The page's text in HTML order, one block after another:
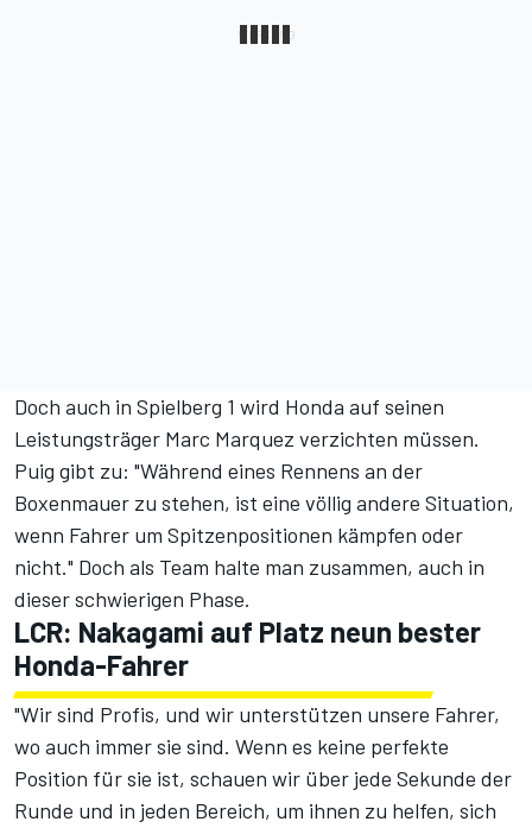
Doch auch in Spielberg 1 wird Honda auf seinen
Leistungsträger Marc Marquez verzichten müssen.
Puig gibt zu: "Während eines Rennens an der
Boxenmauer zu stehen, ist eine völlig andere Situation,
wenn Fahrer um Spitzenpositionen kämpfen oder
nicht." Doch als Team halte man zusammen, auch in
dieser schwierigen Phase.
LCR: Nakagami auf Platz neun bester
Honda-Fahrer
"Wir sind Profis, und wir unterstützen unsere Fahrer,
wo auch immer sie sind. Wenn es keine perfekte
Position für sie ist, schauen wir über jede Sekunde der
Runde und in jeden Bereich, um ihnen zu helfen, sich